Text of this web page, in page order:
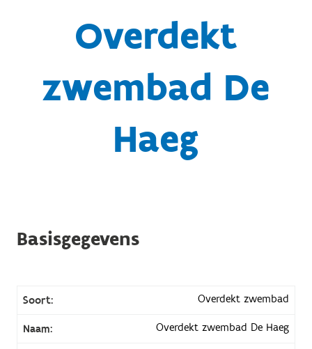
Overdekt
zwembad De
Haeg
Basisgegevens
Soort: Overdekt zwembad
Naam: Overdekt zwembad De Haeg